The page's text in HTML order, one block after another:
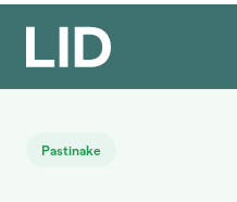
Pastinake